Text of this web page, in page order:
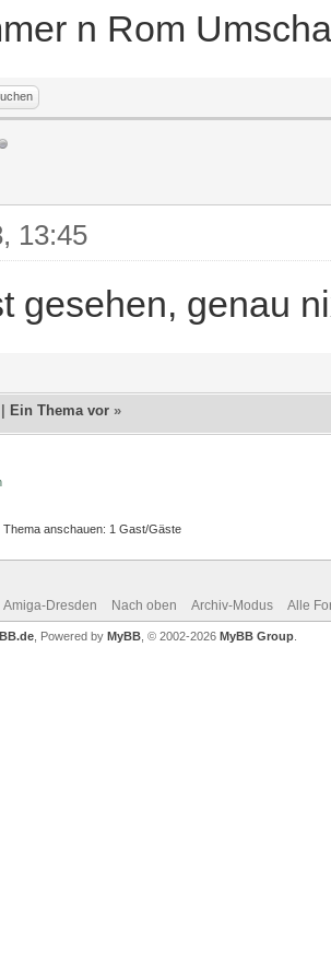
n Rom
13:45
gesehen, genau
Ein Thema vor »
Thema anschauen: 1 Gast/Gäste
Amiga-Dresden Nach oben Archiv-Modus Alle
, Powered by MyBB, © 2002-2026 MyBB Group.